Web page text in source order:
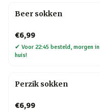
Beer sokken
€6,99
✔ Voor 22:45 besteld, morgen in
huis!
Perzik sokken
€6,99